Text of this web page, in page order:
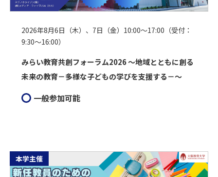
2026年8月6日（木）、7日（金）10:00～17:00（受付：
9:30～16:00）
みらい教育共創フォーラム2026 ～地域とともに創る
未来の教育－多様な子どもの学びを支援する－～
一般参加可能
本学主催